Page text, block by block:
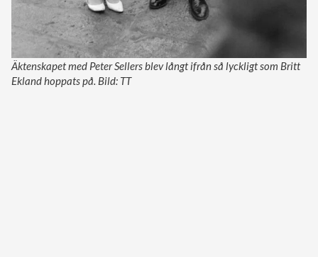
Äktenskapet med Peter Sellers blev långt ifrån så lyckligt som Britt
Ekland hoppats på. Bild: TT